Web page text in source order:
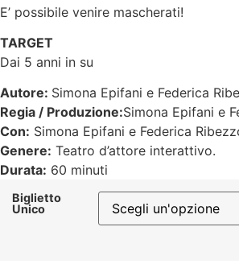
E’ possibile venire mascherati!
TARGET
Dai 5 anni in su
Autore: Simona Epifani e Federica
Regia / Produzione:Simona Epifani e
Con: Simona Epifani e Federica
Genere: Teatro d’attore interattivo.
Durata: 60 minuti
Biglietto
Unico